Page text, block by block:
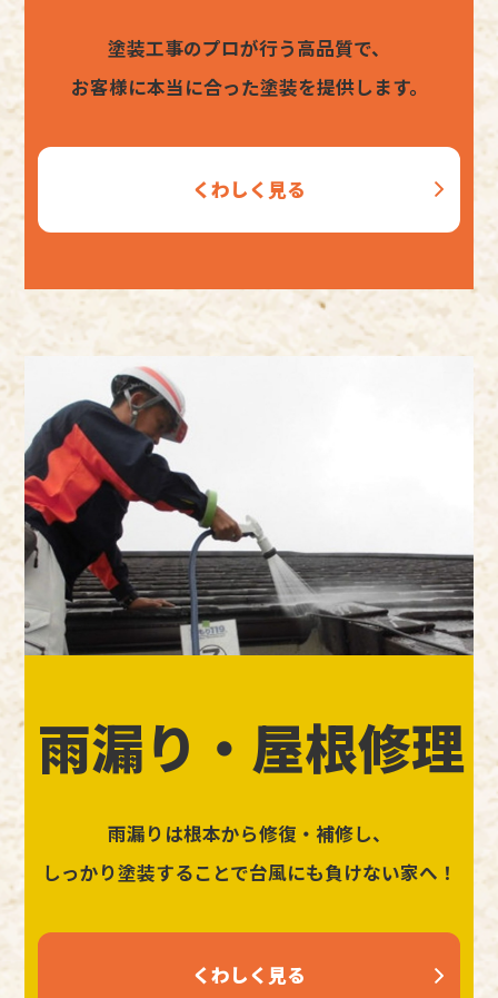
塗装工事のプロが行う高品質で、
お客様に本当に合った塗装を提供します。
くわしく見る
雨漏り・屋根修理
雨漏りは根本から修復・補修し、
しっかり塗装することで台風にも負けない家へ！
くわしく見る